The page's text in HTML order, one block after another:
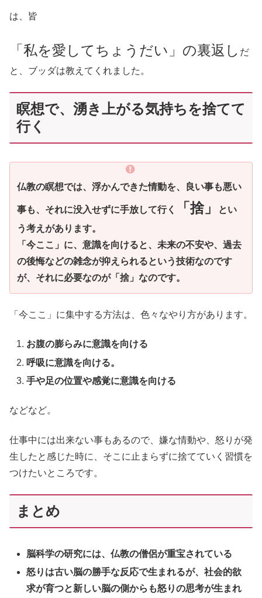
は、皆
「私を愛してちょうだい」の裏返し だ
と、ブッダは教えてくれました。
瞑想で、湧き上がる気持ちを捨てて
行く
仏教の瞑想では、浮かんできた情動を、良い事も悪い
事も、それに没入せずに手放して行く 「捨」
とい
う考えがあります。
「今ここ」に、意識を向けると、未来の不安や、過去
の後悔などの雑念が抑えられるという技術なのです
が、それに必要なのが「捨」なのです。
「今ここ」に集中する方法は、色々なやり方があります。
お腹の膨らみに意識を向ける
呼吸に意識を向ける。
手や足の位置や感覚に意識を向ける
などなど。
仕事中には出来ない事もあるので、嫌な情動や、怒りが発
生したと感じた時に、そこに止まらずに捨てていく習慣を
つけたいところです。
まとめ
脳科学の研究には、仏教の僧侶が重宝されている
怒りは古い脳の勝手な反応で生まれるが、社会的欲
求が育つと新しい脳の側からも怒りの思考が生まれ